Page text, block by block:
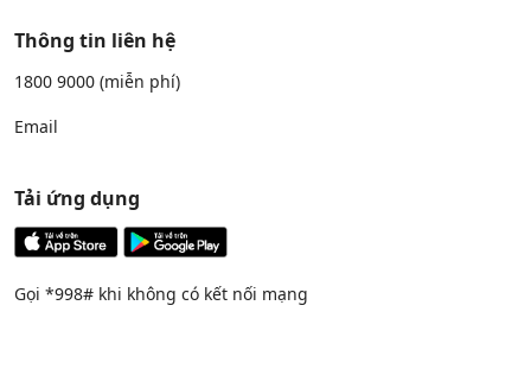
Thông tin liên hệ
1800 9000 (miễn phí)
Email
Tải ứng dụng
Gọi *998# khi không có kết nối mạng